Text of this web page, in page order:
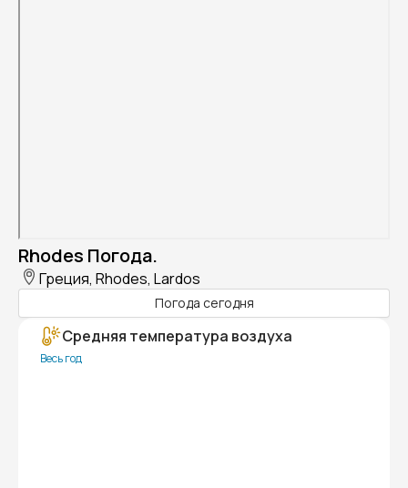
Rhodes Погода.
Греция, Rhodes, Lardos
Погода сегодня
Средняя температура воздуха
Весь год